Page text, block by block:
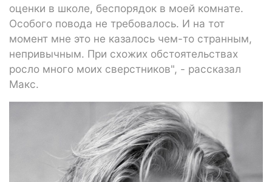
оценки в школе, беспорядок в моей комнате.
Особого повода не требовалось. И на тот
момент мне это не казалось чем-то странным,
непривычным. При схожих обстоятельствах
росло много моих сверстников", - рассказал
Макс.